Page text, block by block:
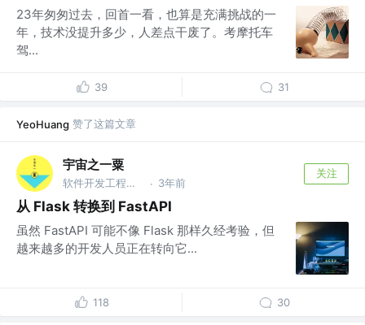
23年匆匆过去，回首一看，也算是充满挑战的一
年，技术没提升多少，人差点干废了。考摩托车
驾...
39 31
YeoHuang 赞了这篇文章
宇宙之一粟
软件开发工程师&Gopher&Pythonistas · 3年前
关注
从 Flask 转换到 FastAPI
虽然 FastAPI 可能不像 Flask 那样久经考验，但
越来越多的开发人员正在转向它...
118 30